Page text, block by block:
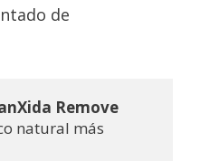
de
Remove
natural más